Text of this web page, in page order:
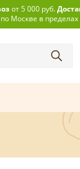
от 5 000 руб.
Москве в пределах